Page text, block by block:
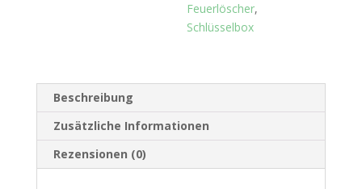
Feuerlöscher,
Schlüsselbox
Beschreibung
Zusätzliche Informationen
Rezensionen (0)